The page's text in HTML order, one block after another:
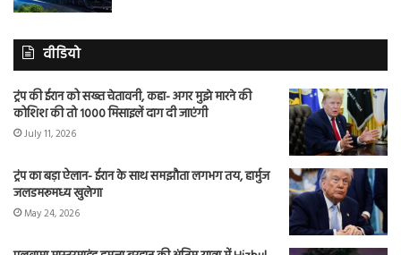
वीडियो
ट्रंप की ईरान को सख्त चेतावनी, कहा- अगर मुझे मारने की
कोशिश की तो 1000 मिसाइलें दाग दी जाएंगी
July 11, 2026
ट्रंप का बड़ा ऐलान- ईरान के साथ समझौता लगभग तय, हार्मुज
जलडमरूमध्य खुलेगा
May 24, 2026